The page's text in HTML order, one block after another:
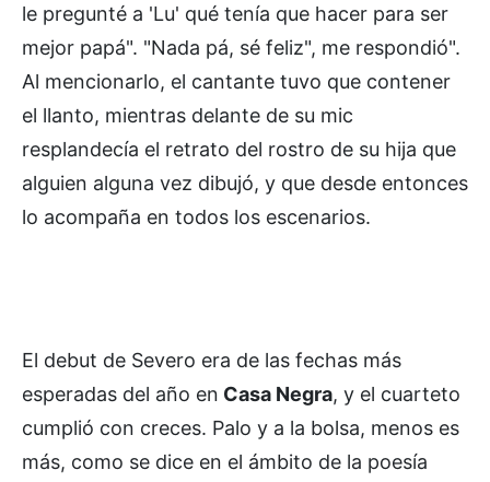
le pregunté a 'Lu' qué tenía que hacer para ser
mejor papá". "Nada pá, sé feliz", me respondió".
Al mencionarlo, el cantante tuvo que contener
el llanto, mientras delante de su mic
resplandecía el retrato del rostro de su hija que
alguien alguna vez dibujó, y que desde entonces
lo acompaña en todos los escenarios.
El debut de Severo era de las fechas más
esperadas del año en Casa Negra, y el cuarteto
cumplió con creces. Palo y a la bolsa, menos es
más, como se dice en el ámbito de la poesía